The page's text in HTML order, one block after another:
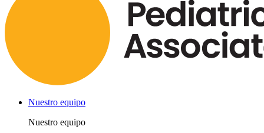
Nuestro equipo
Nuestro equipo